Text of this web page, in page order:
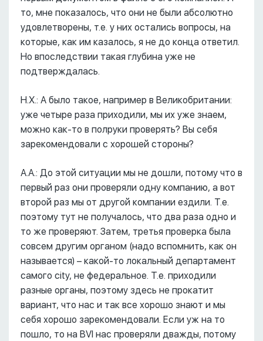
то, мне показалось, что они не были абсолютно
удовлетворены, т.е. у них остались вопросы, на
которые, как им казалось, я не до конца ответил.
Но впоследствии такая глубина уже не
подтверждалась.
Н.Х.: А было такое, например в Великобритании:
уже четыре раза приходили, мы их уже знаем,
можно как-то в полруки проверять? Вы себя
зарекомендовали с хорошей стороны?
А.А.: До этой ситуации мы не дошли, потому что в
первый раз они проверяли одну компанию, а вот
второй раз мы от другой компании ездили. Т.е.
поэтому тут не получалось, что два раза одно и
то же проверяют. Затем, третья проверка была
совсем другим органом (надо вспомнить, как он
называется) – какой-то локальный департамент
самого city, не федеральное. Т.е. приходили
разные органы, поэтому здесь не прокатит
вариант, что нас и так все хорошо знают и мы
себя хорошо зарекомендовали. Если уж на то
пошло, то на BVI нас проверяли дважды, потому